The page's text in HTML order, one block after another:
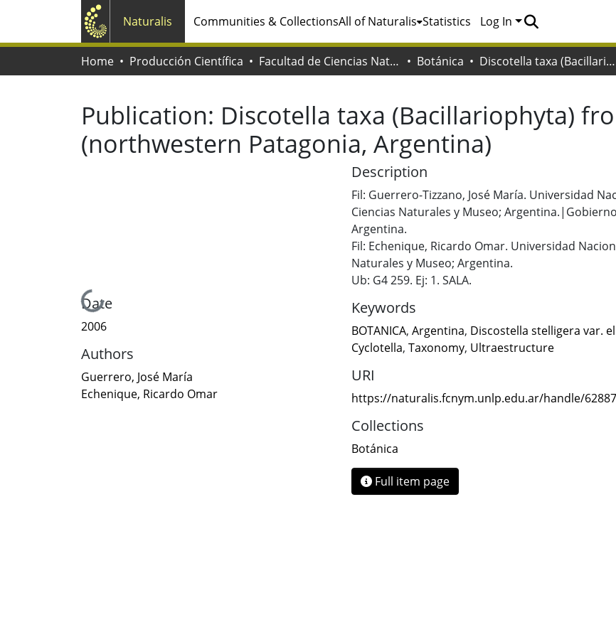
Naturalis Communities & CollectionsAll of Naturalis Statistics Log In
Home Producción Científica Facultad de Ciencias Naturales y Museo Botánica Discotella taxa (Bacillariophyta) from the Río Limay basin (northwestern Patagonia, Argentina)
Publication: Discotella taxa (Bacillariophyta)
(northwestern Patagonia, Argentina)
Loading...
Date
2006
Authors
Guerrero, José María
Echenique, Ricardo Omar
Description
Fil: Guerrero-Tizzano, José María. Universidad
Ciencias Naturales y Museo;
Argentina.
Fil: Echenique, Ricardo Omar. Universidad
Naturales y Museo; Argentina.
Ub: G4 259. Ej: 1. SALA.
Keywords
BOTANICA, Argentina, Discostella stelligera var.
Cyclotella, Taxonomy, Ultraestructure
URI
https://naturalis.fcnym.unlp.edu.ar/handle/
Collections
Botánica
Full item page